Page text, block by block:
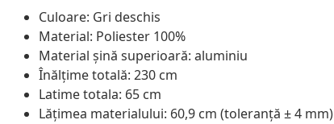
Culoare: Gri deschis
Material: Poliester 100%
Material șină superioară: aluminiu
Înălțime totală: 230 cm
Latime totala: 65 cm
Lățimea materialului: 60,9 cm (toleranță ± 4 mm)